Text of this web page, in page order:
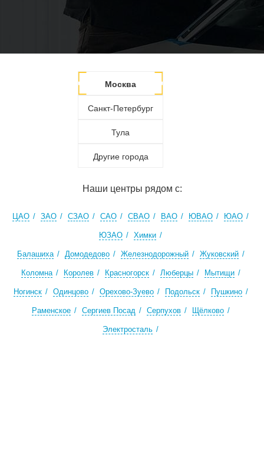
Москва
Санкт-Петербург
Тула
Другие города
Наши центры рядом с:
ЦАО ЗАО СЗАО САО СВАО ВАО ЮВАО ЮАО
ЮЗАО Химки
Балашиха Домодедово Железнодорожный Жуковский
Коломна Королев Красногорск Люберцы Мытищи
Ногинск Одинцово Орехово-Зуево Подольск Пушкино
Раменское Сергиев Посад Серпухов Щёлково
Электросталь